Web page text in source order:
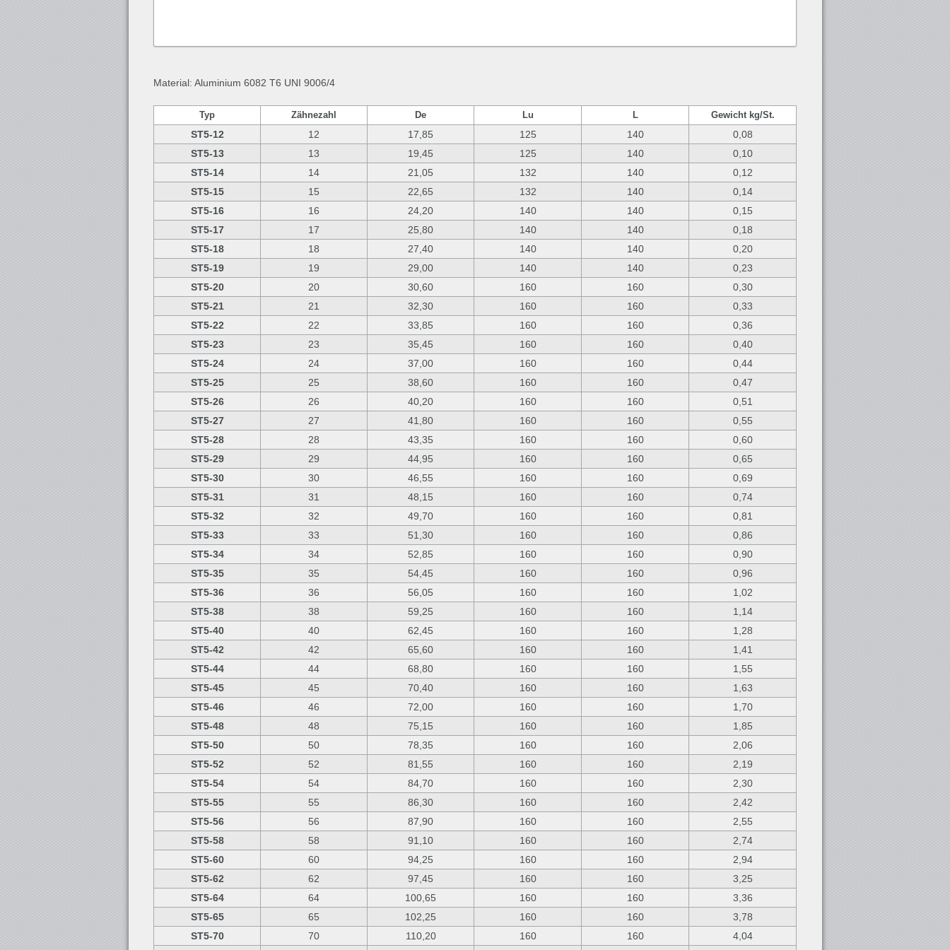
Material: Aluminium 6082 T6 UNI 9006/4
Typ Zähnezahl De Lu L Gewicht kg/St.
ST5-12 12 17,85 125 140
0,08
ST5-13
13 19,45 125 140
0,10
ST5-14
14 21,05 132 140
0,12
ST5-15
15 22,65 132 140
0,14
ST5-16
16 24,20 140 140
0,15
ST5-17
17 25,80 140 140
0,18
ST5-18
18 27,40 140 140
0,20
ST5-19
19 29,00 140 140
0,23
ST5-20
20 30,60 160 160
0,30
ST5-21
21 32,30 160 160
0,33
ST5-22
22 33,85 160 160
0,36
ST5-23
23 35,45 160 160
0,40
ST5-24
24 37,00 160 160
0,44
ST5-25
25 38,60 160 160
0,47
ST5-26
26 40,20 160 160
0,51
ST5-27
27 41,80 160 160
0,55
ST5-28
28 43,35 160 160
0,60
ST5-29
29 44,95 160 160
0,65
ST5-30
30 46,55 160 160
0,69
ST5-31
31 48,15 160 160
0,74
ST5-32
32 49,70 160 160
0,81
ST5-33
33 51,30 160 160
0,86
ST5-34
34 52,85 160 160
0,90
ST5-35
35 54,45 160 160
0,96
ST5-36
36 56,05 160 160
1,02
ST5-38 38 59,25 160 160
1,14
ST5-40
40 62,45 160 160
1,28
ST5-42
42 65,60 160 160
1,41
ST5-44
44 68,80 160 160
1,55
ST5-45
45 70,40 160 160
1,63
ST5-46
46 72,00 160 160
1,70
ST5-48
48 75,15 160 160
1,85
ST5-50
50 78,35 160 160
2,06
ST5-52
52 81,55 160 160
2,19
ST5-54
54 84,70 160 160
2,30
ST5-55
55 86,30 160 160
2,42
ST5-56
56 87,90 160 160
2,55
ST5-58
58 91,10 160 160
2,74
ST5-60
60 94,25 160 160
2,94
ST5-62
62 97,45 160 160
3,25
ST5-64
64 100,65 160 160
3,36
ST5-65
65 102,25 160 160
3,78
ST5-70
70 110,20 160 160
4,04